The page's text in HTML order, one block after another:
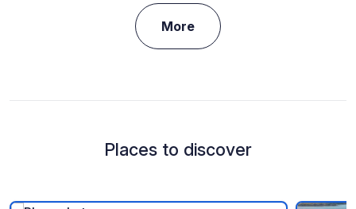
More
Places to discover